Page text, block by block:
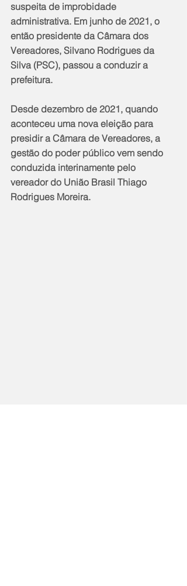
suspeita de improbidade
administrativa. Em junho de 2021, o
então presidente da Câmara dos
Vereadores, Silvano Rodrigues da
Silva (PSC), passou a conduzir a
prefeitura.
Desde dezembro de 2021, quando
aconteceu uma nova eleição para
presidir a Câmara de Vereadores, a
gestão do poder público vem sendo
conduzida interinamente pelo
vereador do União Brasil Thiago
Rodrigues Moreira.